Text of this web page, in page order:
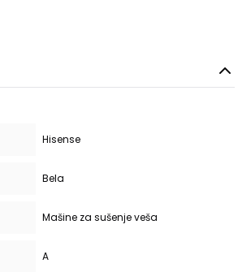
Hisense
Bela
Mašine za sušenje veša
A